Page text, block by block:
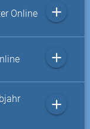
Online add
add
add